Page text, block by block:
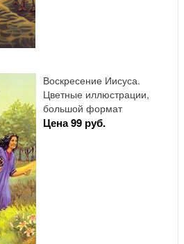
Воскресение Иисуса.
Цветные иллюстрации,
большой формат
Цена 99 руб.